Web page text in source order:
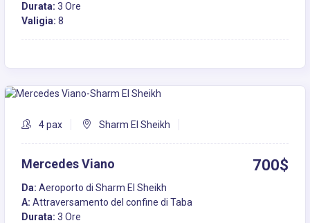
Durata: 3 Ore
Valigia: 8
4 pax Sharm El Sheikh
Mercedes Viano 700$
Da: Aeroporto di Sharm El Sheikh
A: Attraversamento del confine di Taba
Durata: 3 Ore